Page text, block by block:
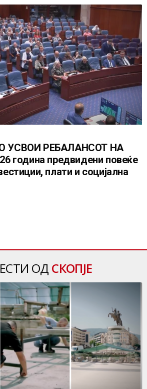
УСВОИ РЕБАЛАНСОТ НА
година предвидени повеќе
плати и социјална
ОД СКОПЈЕ